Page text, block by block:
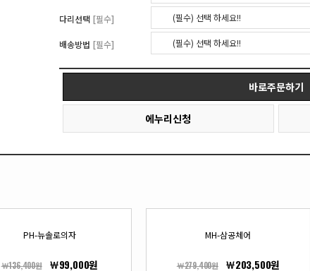
다리선택 [필수] (필수) 선택 하세요!!
배송방법 [필수] (필수) 선택 하세요!!
바로주문하기
에누리신청
PH-뉴솔로의자
￦136,400원 ￦99,000원
MH-삼공체어
￦279,400원 ￦203,500원